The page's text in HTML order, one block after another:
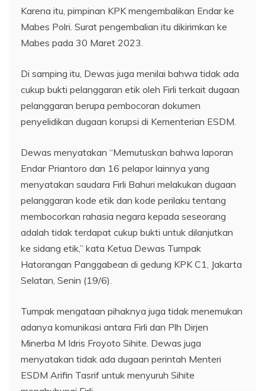
Karena itu, pimpinan KPK mengembalikan Endar ke
Mabes Polri. Surat pengembalian itu dikirimkan ke
Mabes pada 30 Maret 2023.
Di samping itu, Dewas juga menilai bahwa tidak ada
cukup bukti pelanggaran etik oleh Firli terkait dugaan
pelanggaran berupa pembocoran dokumen
penyelidikan dugaan korupsi di Kementerian ESDM.
Dewas menyatakan “Memutuskan bahwa laporan
Endar Priantoro dan 16 pelapor lainnya yang
menyatakan saudara Firli Bahuri melakukan dugaan
pelanggaran kode etik dan kode perilaku tentang
membocorkan rahasia negara kepada seseorang
adalah tidak terdapat cukup bukti untuk dilanjutkan
ke sidang etik,” kata Ketua Dewas Tumpak
Hatorangan Panggabean di gedung KPK C1, Jakarta
Selatan, Senin (19/6).
Tumpak mengataan pihaknya juga tidak menemukan
adanya komunikasi antara Firli dan Plh Dirjen
Minerba M Idris Froyoto Sihite. Dewas juga
menyatakan tidak ada dugaan perintah Menteri
ESDM Arifin Tasrif untuk menyuruh Sihite